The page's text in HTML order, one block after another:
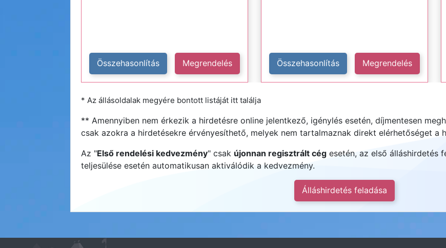
Összehasonlítás Megrendelés Összehasonlítás Megrendelés
* Az állásoldalak megyére bontott listáját itt találja
** Amennyiben nem érkezik a hirdetésre online jelentkező, igénylés esetén, díjmentesen
csak azokra a hirdetésekre érvényesíthető, melyek nem tartalmaznak direkt elérhetőséget a
Az "Első rendelési kedvezmény" csak újonnan regisztrált cég esetén, az első álláshirdetés
teljesülése esetén automatikusan aktiválódik a kedvezmény.
Álláshirdetés feladása